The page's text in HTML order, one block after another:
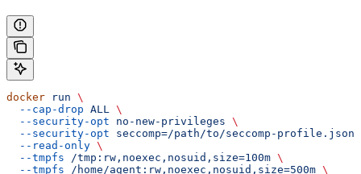
docker run \
  --cap-drop
ALL \
  --security-opt
no-new-privileges \
  --security-opt
seccomp=/path/to/seccomp-profile.json
  --read-only
\
  --tmpfs
/tmp:rw,noexec,nosuid,size=100m \
  --tmpfs
/home/agent:rw,noexec,nosuid,size=500m \